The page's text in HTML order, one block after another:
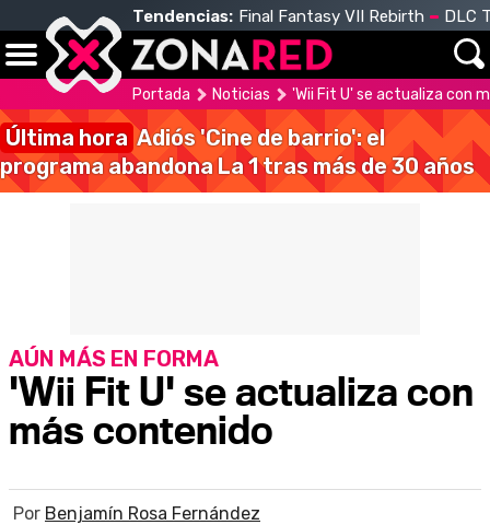
Tendencias: Final Fantasy VII Rebirth DLC
Portada Noticias 'Wii Fit U' se actualiza con
Última hora Adiós 'Cine de barrio': el
programa abandona La 1 tras más de 30 años
'Wii Fit U' se actualiza con
más contenido
AÚN MÁS EN FORMA
Por Benjamín Rosa Fernández